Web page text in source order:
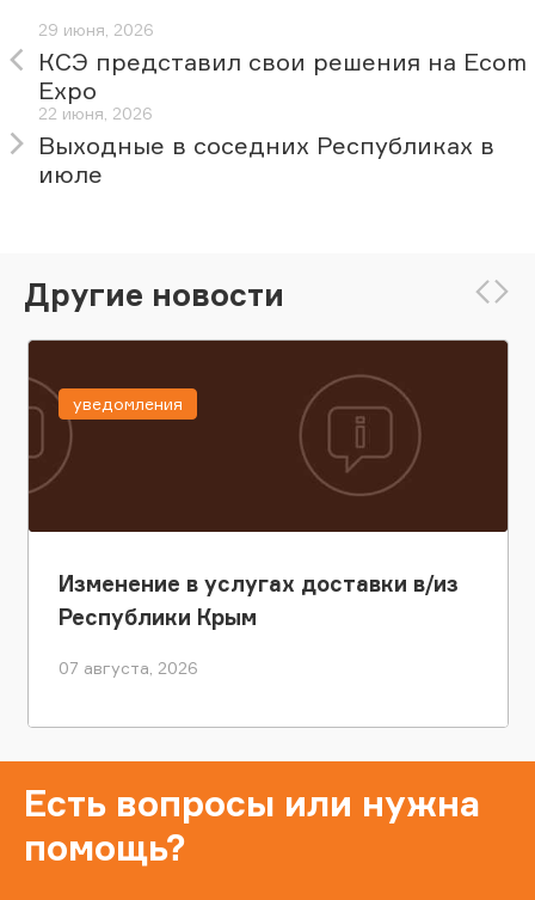
29 июня, 2026
КСЭ представил свои решения на Ecom
Expo
22 июня, 2026
Выходные в соседних Республиках в
июле
Другие новости
Изменение в услугах доставки в/из
Республики Крым
07 августа, 2026
уведомления
Есть вопросы или нужна
помощь?